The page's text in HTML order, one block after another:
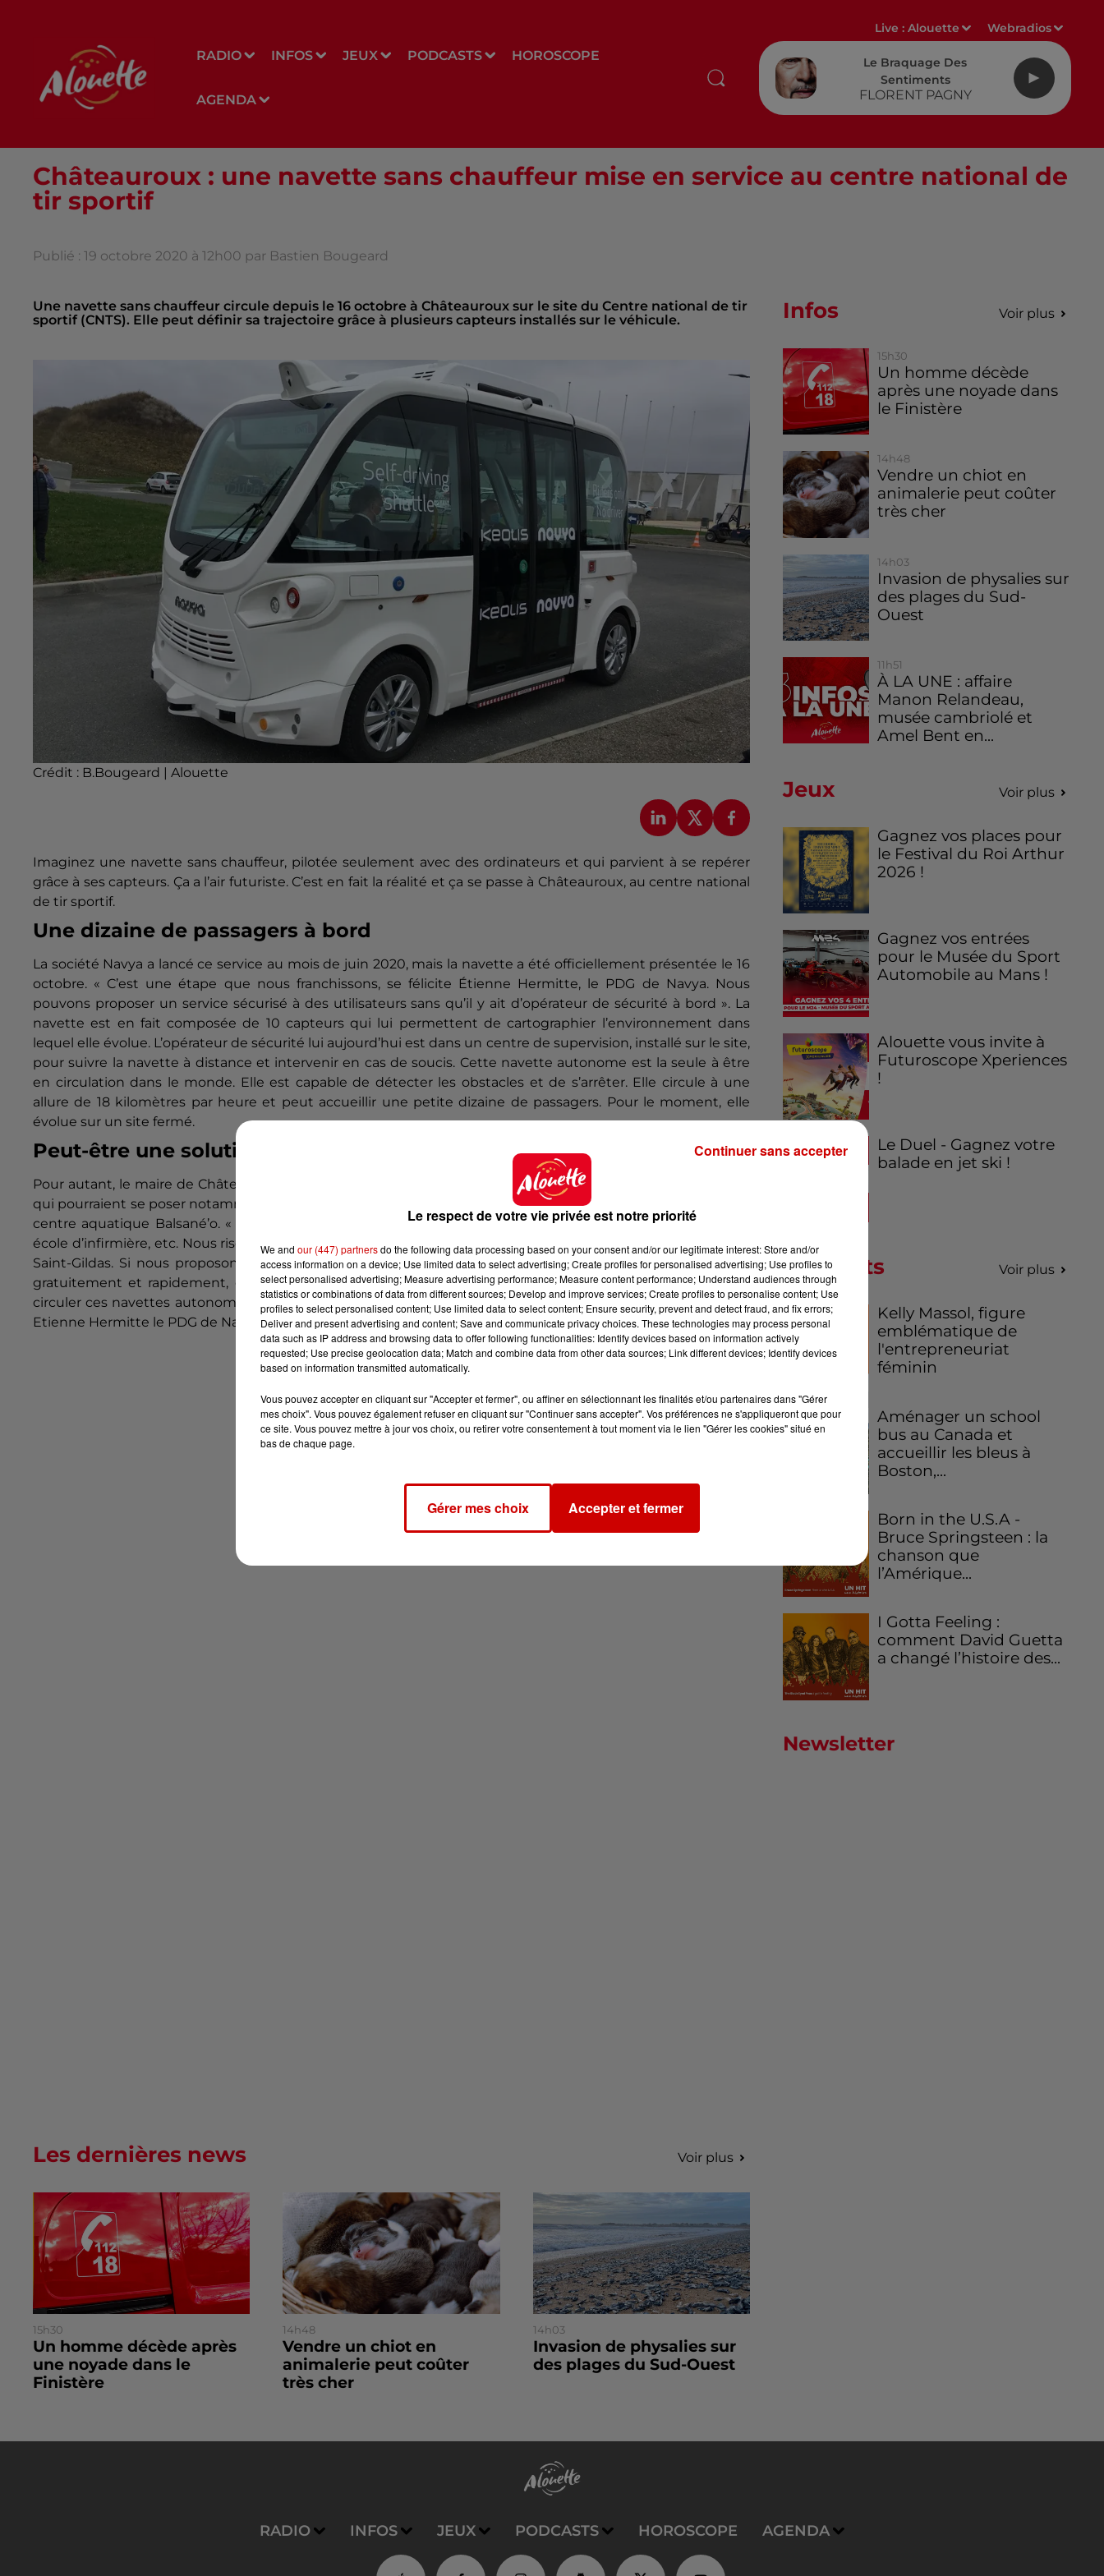
RADIO INFOS JEUX PODCASTS HOROSCOPE
AGENDA
Live :Alouette Webradios
Le Braquage Des
Sentiments
FLORENT PAGNY
Châteauroux : une navette sans chauffeur mise en service au centre national de
tir sportif
Publié : 19 octobre 2020 à 12h00 par Bastien Bougeard
Une navette sans chauffeur circule depuis le 16 octobre à Châteauroux sur le site du Centre national de tir
sportif (CNTS). Elle peut définir sa trajectoire grâce à plusieurs capteurs installés sur le véhicule.
Crédit : B.Bougeard | Alouette
Imaginez une navette sans chauffeur, pilotée seulement avec des ordinateurs et qui parvient à se repérer
grâce à ses capteurs. Ça a l’air futuriste. C’est en fait la réalité et ça se passe à Châteauroux, au centre national
de tir sportif.
Une dizaine de passagers à bord
La société Navya a lancé ce service au mois de juin 2020, mais la navette a été officiellement présentée le 16
octobre. « C’est une étape que nous franchissons, se félicite Étienne Hermitte, le PDG de Navya. Nous
pouvons proposer un service sécurisé à des utilisateurs sans qu’il y ait d’opérateur de sécurité à bord ». La
navette est en fait composée de 10 capteurs qui lui permettent de cartographier l’environnement dans
lequel elle évolue. L’opérateur de sécurité lui aujourd’hui est dans un centre de supervision, installé sur le site,
pour suivre la navette à distance et intervenir en cas de soucis. Cette navette autonome est la seule à être
en circulation dans le monde. Elle est capable de détecter les obstacles et de s’arrêter. Elle circule à une
allure de 18 kilomètres par heure et peut accueillir une petite dizaine de passagers. Pour le moment, elle
évolue sur un site fermé.
Peut-être une solution pour les problèmes de stationnement ?
Pour autant, le maire de Châteauroux Gil
entrevoit une réponse aux problèmes de stationnements
qui pourraient se poser notamment dans le quartier
avec l’arrivée de la cité du numérique et du futur
centre aquatique Balsané’o. « Nous
savons qu’aujourd’hui qu’entre les besoins des étudiants, de la future
école d’infirmière, etc. Nous risquons d’être saturé, nous avons besoin d’un parking plus loin, comme le mail
Saint-Gildas. Si nous proposons une navette qui passe toutes les 10 minutes qui permet de se déplacer
gratuitement et rapidement, ce serait une belle solution ». Pour autant, il va falloir attendre. « Pour faire
circuler ces navettes autonomes sans opérateur de sécurité, il faut que la réglementation change, explique
Etienne Hermitte le PDG de Navya . Si elle doit circuler dans la rue, il faut qu’il y ait un opérateur à bord ».
Infos Voir plus
15h30
Un homme décède
après une noyade dans
le Finistère
14h48
Vendre un chiot en
animalerie peut coûter
très cher
14h03
Invasion de physalies sur
des plages du Sud-
Ouest
11h51
À LA UNE : affaire
Manon Relandeau,
musée cambriolé et
Amel Bent en...
Jeux Voir plus
Gagnez vos places pour
le Festival du Roi Arthur
2026 !
Gagnez vos entrées
pour le Musée du Sport
Automobile au Mans !
Alouette vous invite à
Futuroscope Xperiences
!
Le Duel - Gagnez votre
balade en jet ski !
Podcasts Voir plus
Kelly Massol, figure
emblématique de
l'entrepreneuriat
féminin
Aménager un school
bus au Canada et
accueillir les bleus à
Boston,...
Born in the U.S.A -
Bruce Springsteen : la
chanson que
l’Amérique...
I Gotta Feeling :
comment David Guetta
a changé l’histoire des...
Newsletter
Les dernières news Voir plus
15h30
Un homme décède après
une noyade dans le
Finistère
14h48
Vendre un chiot en
animalerie peut coûter
très cher
14h03
Invasion de physalies sur
des plages du Sud-Ouest
RADIO INFOS JEUX PODCASTS HOROSCOPE AGENDA
Le respect de votre vie privée est notre priorité
We and our (447) partnersdo the following data processing based on your consent and/or our legitimate interest: Store and/or
access information on a device; Use limited data to select advertising; Create profiles for personalised advertising; Use profiles to
select personalised advertising; Measure advertising performance; Measure content performance; Understand audiences through
statistics or combinations of data from different sources; Develop and improve services; Create profiles to personalise content; Use
profiles to select personalised content; Use limited data to select content; Ensure security, prevent and detect fraud, and fix errors;
Deliver and present advertising and content; Save and communicate privacy choices. These technologies may process personal
data such as IP address and browsing data to offer following functionalities: Identify devices based on information actively
requested; Use precise geolocation data; Match and combine data from other data sources; Link different devices; Identify devices
based on information transmitted automatically.
Vous pouvez accepter en cliquant sur "Accepter et fermer", ou affiner en sélectionnant les finalités et/ou partenaires dans "Gérer
mes choix". Vous pouvez également refuser en cliquant sur "Continuer sans accepter". Vos préférences ne s'appliqueront que pour
ce site. Vous pouvez mettre à jour vos choix, ou retirer votre consentement à tout moment via le lien "Gérer les cookies" situé en
bas de chaque page.
Gérer mes choix Accepter et fermer
Continuer sans accepter